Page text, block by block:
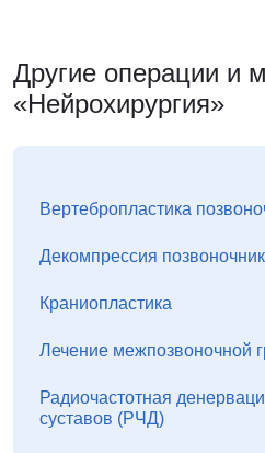
Другие операции и
«Нейрохирургия»
Вертебропластика
Декомпрессия
Краниопластика
Лечение межпозвоночной
Радиочастотная
суставов (РЧД)